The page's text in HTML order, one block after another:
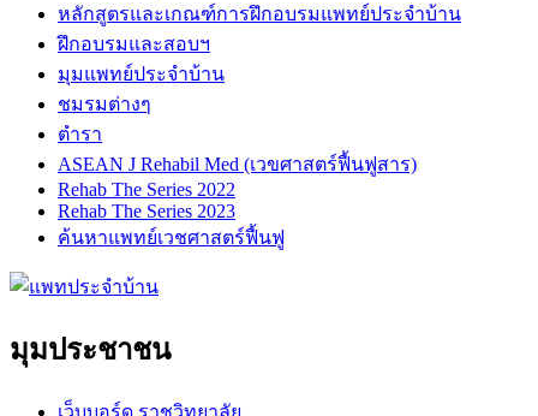
หลักสูตรและเกณฑ์การฝึกอบรมแพทย์ประจำบ้าน
ฝึกอบรมและสอบฯ
มุมแพทย์ประจำบ้าน
ชมรมต่างๆ
ตำรา
ASEAN J Rehabil Med (เวขศาสตร์ฟื้นฟูสาร)
Rehab The Series 2022
Rehab The Series 2023
ค้นหาแพทย์เวชศาสตร์ฟื้นฟู
มุมประชาชน
เว็บบอร์ด ราชวิทยาลัย